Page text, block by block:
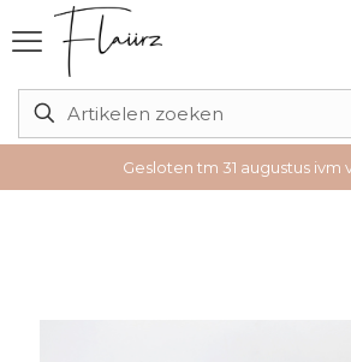
Gesloten tm 31 augustus ivm